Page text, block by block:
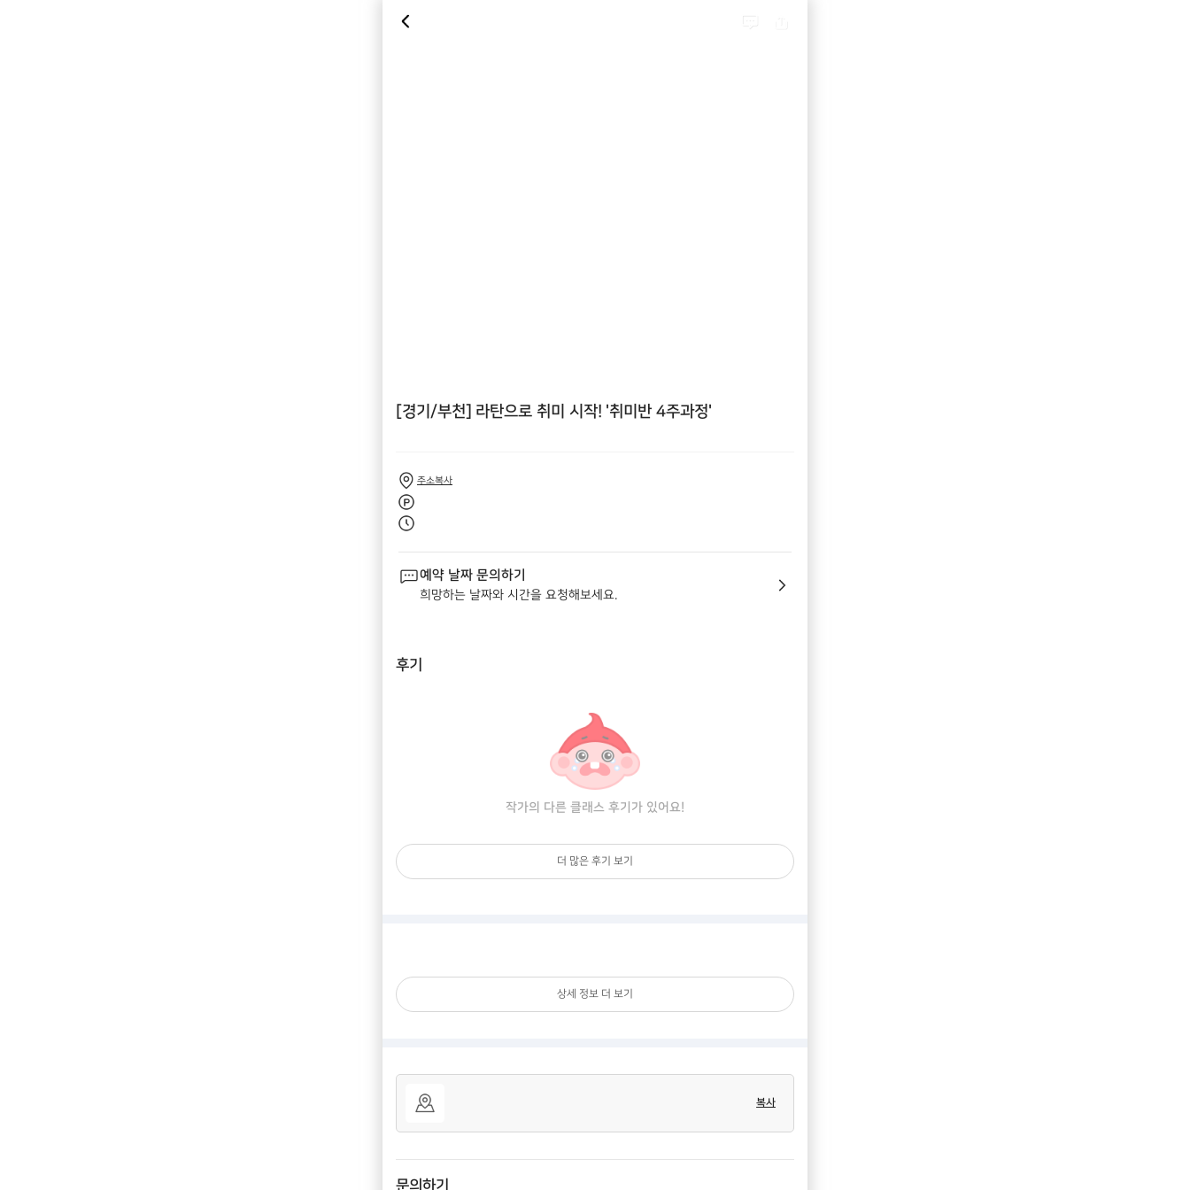
[경기/부천] 라탄으로 취미 시작! '취미반 4주과정'
주소복사
예약 날짜 문의하기
희망하는 날짜와 시간을 요청해보세요.
후기
작가의 다른 클래스 후기가 있어요!
더 많은 후기 보기
상세 정보 더 보기
복사
문의하기